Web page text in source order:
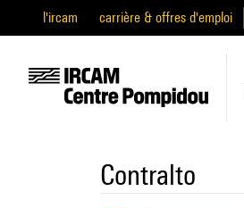
l'ircam carrière & offres d'emploi
Contralto